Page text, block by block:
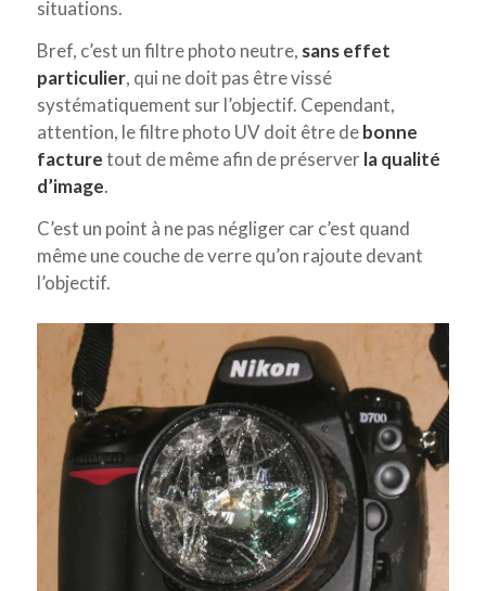
situations.
Bref, c’est un filtre photo neutre, sans effet
particulier, qui ne doit pas être vissé
systématiquement sur l’objectif. Cependant,
attention, le filtre photo UV doit être debonne
facturetout de même afin de préserverla qualité
d’image.
C’est un point à ne pas négliger car c’est quand
même une couche de verre qu’on rajoute devant
l’objectif.